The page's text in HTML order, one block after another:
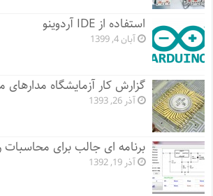
استفاده از IDE آردوینو
آبان 4, 1399
گزارش کار آزمایشگاه
آذر 26, 1393
برنامه ای جالب برای محاسبات
آذر 19, 1392